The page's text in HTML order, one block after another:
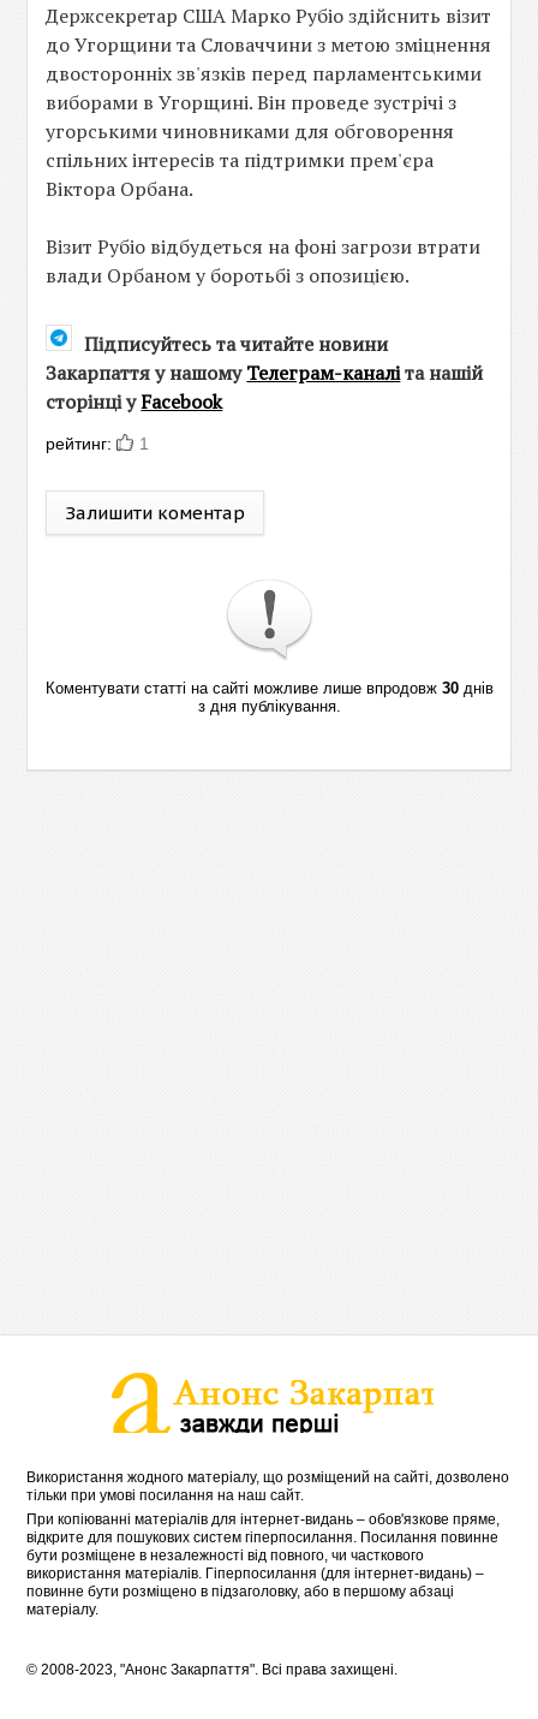
Держсекретар США Марко Рубіо здійснить візит
до Угорщини та Словаччини з метою зміцнення
двосторонніх зв'язків перед парламентськими
виборами в Угорщині. Він проведе зустрічі з
угорськими чиновниками для обговорення
спільних інтересів та підтримки прем'єра
Віктора Орбана.
Візит Рубіо відбудеться на фоні загрози втрати
влади Орбаном у боротьбі з опозицією.
Підписуйтесь та читайте новини
Закарпаття у нашомуТелеграм-каналіта нашій
сторінці уFacebook
рейтинг: 1
Залишити коментар
Коментувати статті на сайті можливе лише впродовж 30днів
з дня публікування.
Використання жодного матеріалу, що розміщений на сайті, дозволено
тільки при умові посилання на наш сайт.
При копіюванні матеріалів для інтернет-видань – обов'язкове пряме,
відкрите для пошукових систем гіперпосилання. Посилання повинне
бути розміщене в незалежності від повного, чи часткового
використання матеріалів. Гіперпосилання (для інтернет-видань) –
повинне бути розміщено в підзаголовку, або в першому абзаці
матеріалу.
© 2008-2023, "Анонс Закарпаття". Всі права захищені.